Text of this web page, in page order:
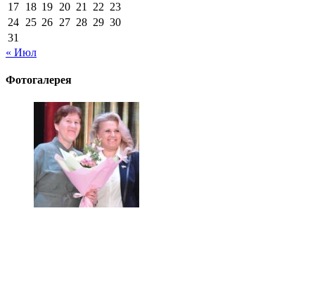
17 18 19 20 21 22 23
24 25 26 27 28 29 30
31
« Июл
Фотогалерея